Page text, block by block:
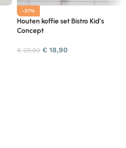
-37%
Houten koffie set Bistro Kid’s
Concept
€29,90 € 18,90